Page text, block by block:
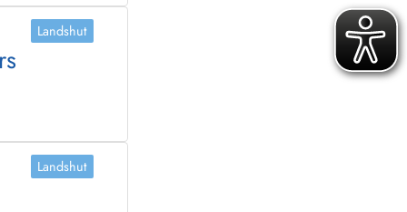
Landshut
Landshut